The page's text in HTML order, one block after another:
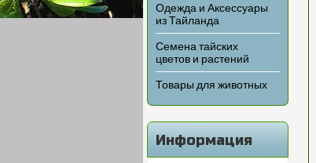
Одежда и Аксессуары
из Тайланда
Семена тайских
цветов и растений
Товары для животных
Информация